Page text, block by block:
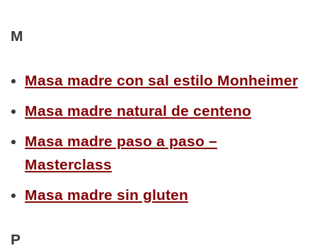
M
Masa madre con sal estilo Monheimer
Masa madre natural de centeno
Masa madre paso a paso –
Masterclass
Masa madre sin gluten
P